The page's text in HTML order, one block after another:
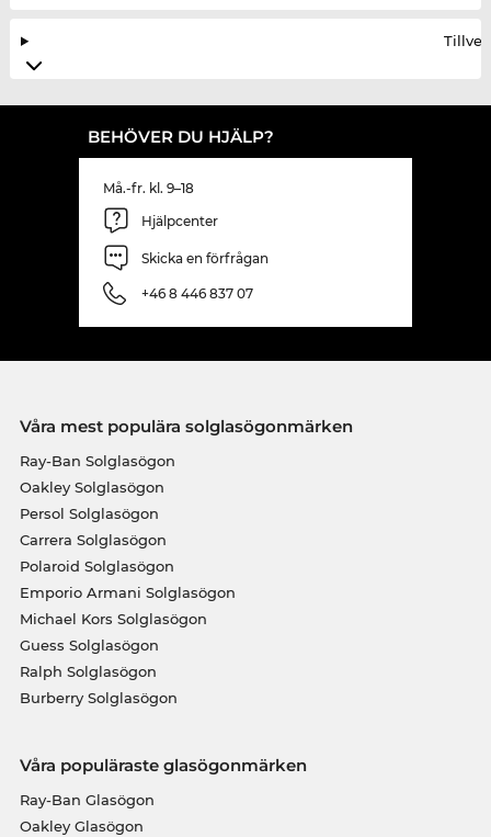
BEHÖVER DU HJÄLP?
Må.-fr. kl. 9–18
Hjälpcenter
Skicka en förfrågan
+46 8 446 837 07
Våra mest populära solglasögonmärken
Ray-Ban Solglasögon
Oakley Solglasögon
Persol Solglasögon
Carrera Solglasögon
Polaroid Solglasögon
Emporio Armani Solglasögon
Michael Kors Solglasögon
Guess Solglasögon
Ralph Solglasögon
Burberry Solglasögon
Våra populäraste glasögonmärken
Ray-Ban Glasögon
Oakley Glasögon